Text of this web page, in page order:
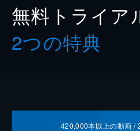
無料トライア
2つの特典
420,000本以上の動画 /